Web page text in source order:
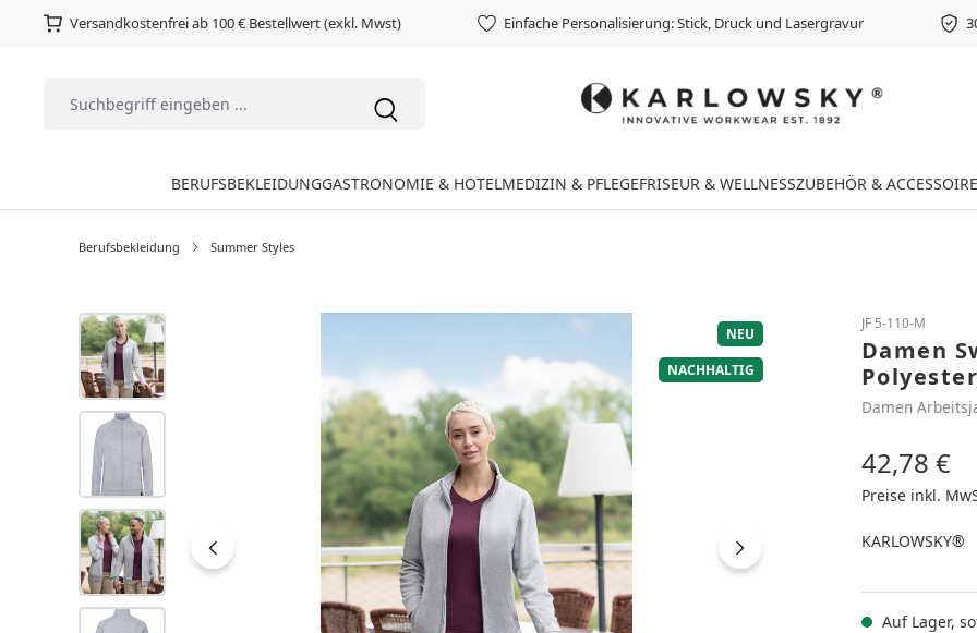
Versandkostenfrei ab 100 € Bestellwert (exkl. Mwst) Einfache Personalisierung: Stick, Druck und Lasergravur
BERUFSBEKLEIDUNGGASTRONOMIE & HOTELMEDIZIN & PFLEGEFRISEUR & WELLNESSZUBEHÖR &
Berufsbekleidung Summer Styles
Bildergalerie überspringen
NEU
NACHHALTIG
JF 5-110-M
Damen
Damen
Regulärer Preis:
42,78 €
Preise inkl.
KARLOWSKY®
Auf Lager,